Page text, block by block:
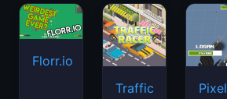
Florr.io
Traffic
Pixel